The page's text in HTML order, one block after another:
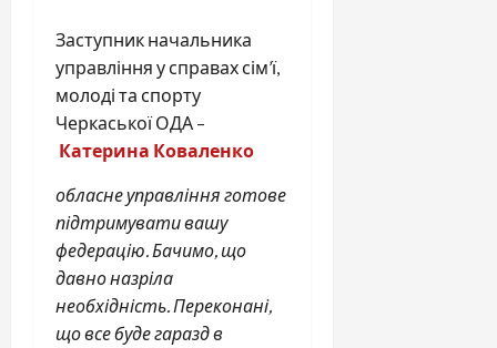
Заступник начальника
управління у справах сім’ї,
молоді та спорту
Черкаської ОДА –
Катерина Коваленко
обласне управління готове
підтримувати вашу
федерацію. Бачимо, що
давно назріла
необхідність. Переконані,
що все буде гаразд в